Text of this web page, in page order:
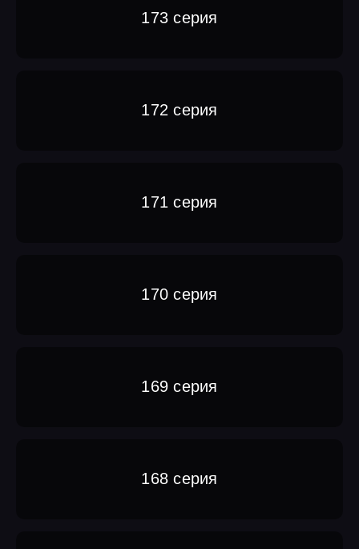
173 серия
172 серия
171 серия
170 серия
169 серия
168 серия